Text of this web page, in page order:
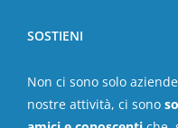
SOSTIENI
Non ci sono solo
nostre attività, ci sono